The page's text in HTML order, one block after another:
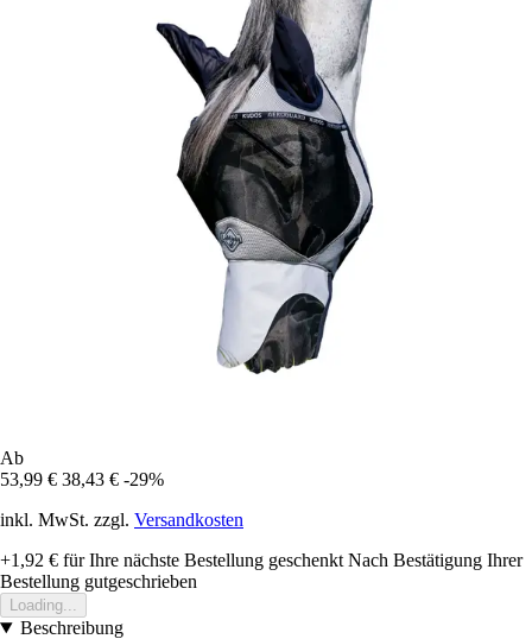
Ab
53,99 € 38,43 € -29%
inkl. MwSt. zzgl. Versandkosten
+1,92 € für Ihre nächste Bestellung geschenkt Nach Bestätigung Ihrer
Bestellung gutgeschrieben
Loading...
Beschreibung